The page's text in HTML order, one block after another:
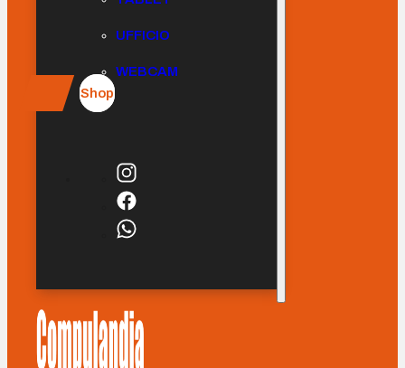
UFFICIO
WEBCAM
Shop